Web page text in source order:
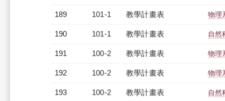
189 101-1 教學計畫表 物理
190 101-1 教學計畫表 自然
191 100-2 教學計畫表 物理
192 100-2 教學計畫表 物理
193 100-2 教學計畫表 自然